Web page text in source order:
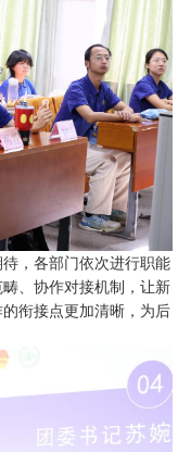
，各部门依次进行职能
、协作对接机制，让新
衔接点更加清晰，为后